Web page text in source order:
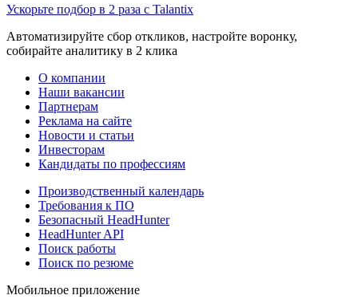
Ускорьте подбор в 2 раза с Talantix
Автоматизируйте сбор откликов, настройте воронку,
собирайте аналитику в 2 клика
О компании
Наши вакансии
Партнерам
Реклама на сайте
Новости и статьи
Инвесторам
Кандидаты по профессиям
Производственный календарь
Требования к ПО
Безопасный HeadHunter
HeadHunter API
Поиск работы
Поиск по резюме
Мобильное приложение